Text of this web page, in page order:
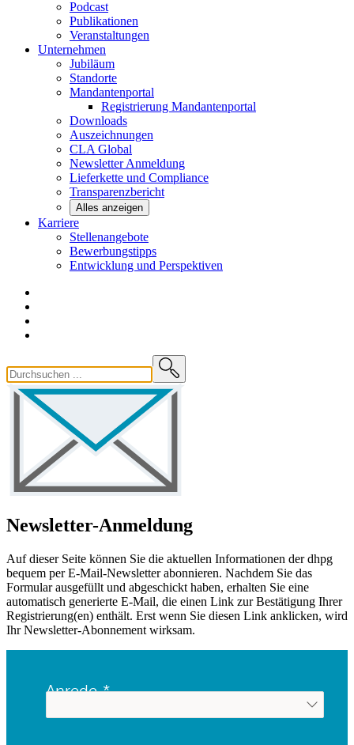
Podcast
Publikationen
Veranstaltungen
Unternehmen
Jubiläum
Standorte
Mandantenportal
Registrierung Mandantenportal
Downloads
Auszeichnungen
CLAGlobal
NewsletterAnmeldung
Lieferkette und Compliance
Transparenzbericht
Alles anzeigen
Karriere
Stellenangebote
Bewerbungstipps
Entwicklung und Perspektiven
Newsletter-Anmeldung
Auf dieser Seite können Sie die aktuellen Informationen der dhpg
bequem per E-Mail-Newsletter abonnieren. Nachdem Sie das
Formular ausgefüllt und abgeschickt haben, erhalten Sie eine
automatisch generierte E-Mail, die einen Link zur Bestätigung Ihrer
Registrierung(en) enthält. Erst wenn Sie diesen Link anklicken, wird
Ihr Newsletter-Abonnement wirksam.
Anrede